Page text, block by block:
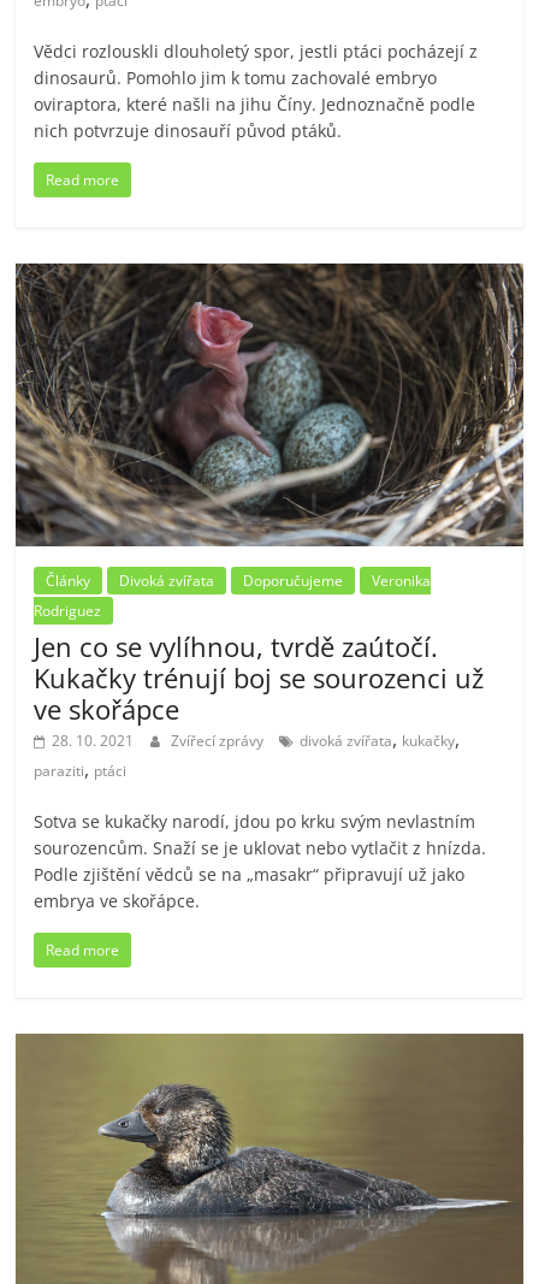
Vědci rozlouskli dlouholetý spor, jestli ptáci pocházejí z
dinosaurů. Pomohlo jim k tomu zachovalé embryo
oviraptora, které našli na jihu Číny. Jednoznačně podle
nich potvrzuje dinosauří původ ptáků.
Read more
Články Divoká zvířata Doporučujeme
Veronika
Rodriguez
Jen co se vylíhnou, tvrdě zaútočí.
Kukačky trénují boj se sourozenci už
ve skořápce
28. 10. 2021 Zvířecí zprávy divoká zvířata, kukačky,
paraziti, ptáci
Sotva se kukačky narodí, jdou po krku svým nevlastním
sourozencům. Snaží se je uklovat nebo vytlačit z hnízda.
Podle zjištění vědců se na „masakr“ připravují už jako
embrya ve skořápce.
Read more